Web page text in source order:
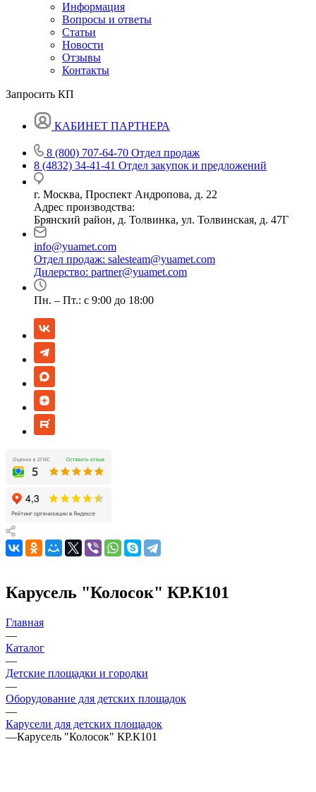
Информация
Вопросы и ответы
Статьи
Новости
Отзывы
Контакты
Запросить КП
КАБИНЕТ ПАРТНЕРА
8 (800) 707-64-70 Отдел продаж
8 (4832) 34-41-41 Отдел закупок и предложений
г. Москва, Проспект Андропова, д. 22
Адрес производства:
Брянский район, д. Толвинка, ул. Толвинская, д. 47Г
info@yuamet.com
Отдел продаж: salesteam@yuamet.com
Дилерство: partner@yuamet.com
Пн. – Пт.: с 9:00 до 18:00
Карусель "Колосок" КР.К101
Главная
—
Каталог
—
Детские площадки и городки
—
Оборудование для детских площадок
—
Карусели для детских площадок
—Карусель "Колосок" КР.К101